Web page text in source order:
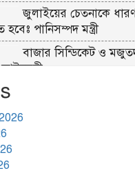
জুলাইয়ের চেতনাকে
পানিসম্পদ মন্ত্রী
বাজার সিন্ডিকেট ও